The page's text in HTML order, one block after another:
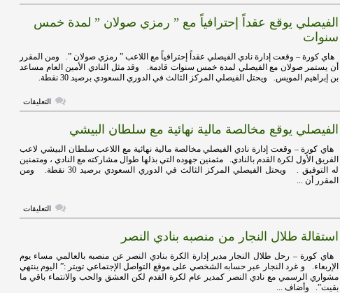
الفيصلي
ونصف
مغلقة
الفيصلي يوقع عقداً إحترافياً مع ” رمزي صولان ” لمدة خمس
سنوات
هاي كورة – وقعت إدارة نادي الفيصلي عقداً إحترافياً مع اللاعب ” رمزي صولان ”. ومن المقرر
أن يستمر صولان مع الفيصلي لمدة خمس سنوات قادمة. وقد مثل النادي الأمين العام مساعد
بن إبراهيم المويس. ويحتل الفيصلي المركز الثالث في الدوري السعودي برصيد 30 نقطة.
التعليقاتعلى
الفيصلي
”
رمزي
صولان
سنوات
مغلقة
الفيصلي يوقع مخالصة مالية نهائية مع سلطان البيشي
هاي كورة – وقعت إدارة نادي الفيصلي مخالصة مالية نهائية مع اللاعب سلطان البيشي لاعب
الفريق الأول لكرة القدم بالنادي. مثمنين جهوده التي بذلها طوال مشاركته مع النادي ، ومتمنين
له التوفيق . ويحتل الفيصلي المركز الثالث في الدوري السعودي برصيد 30 نقطة. ومن
المقرر أن ...
التعليقاتعلى
الفيصلي
مع
سلطان
البيشي
استقالة طلال النجار من منصبه بنادي النصر
هاي كورة – رحل طلال النجار مدير إدارة الكرة بنادي النصر عن منصبه بالعالمي مساء يوم
الإربعاء. و غرد النجار عبر حسابه الشخصي على موقع التواصل الإجتماعي تويتر :” اليوم ينتهي
مشواري الرسمي مع نادي النصر كمدير عام لكرة القدم لكن العشق والحب والانتماء باقي ما
بقيت”. وأضاف ...